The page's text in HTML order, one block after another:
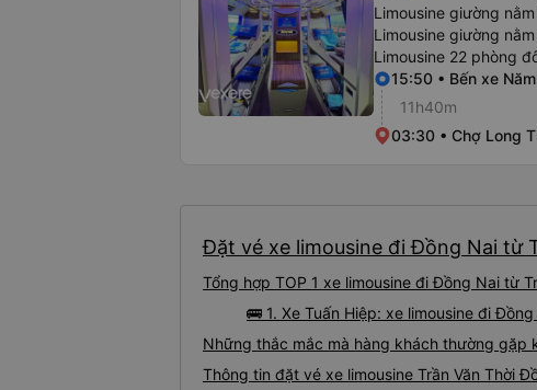
Limousine giường
Limousine giường
Limousine 22 phòng
15:50 • Bến xe
11h40m
03:30 • Chợ Long
Đặt vé xe limousine đi Đồng Nai từ
Tổng hợp TOP 1 xe limousine đi Đồng Nai từ
🚌 1. Xe Tuấn Hiệp: xe limousine đi
Những thắc mắc mà hàng khách thường gặp
Thông tin đặt vé xe limousine Trần Văn Thời